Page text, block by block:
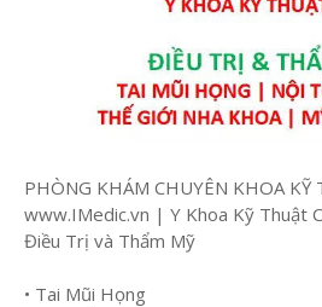
PHÒNG KHÁM CHUYÊN KHOA KỸ
www.IMedic.vn | Y Khoa Kỹ Thuật
Điều Trị và Thẩm Mỹ
• Tai Mũi Họng